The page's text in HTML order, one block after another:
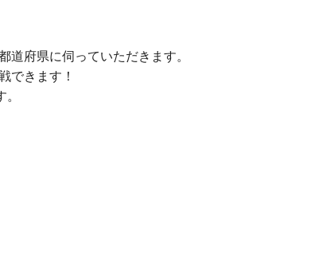
道府県に伺っていただきます。
できます！